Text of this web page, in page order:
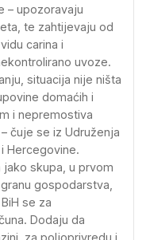
– upozoravaju
te zahtijevaju od
carina i
uvoze.
situacija nije ništa
domaćih i
i nepremostiva
čuje se iz Udruženja
Hercegovine.
skupa, u prvom
gospodarstva,
se za
Dodaju da